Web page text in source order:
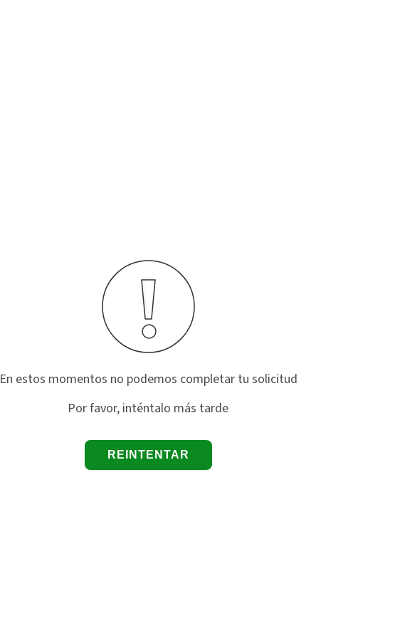
En estos momentos no podemos completar tu solicitud
Por favor, inténtalo más tarde
REINTENTAR